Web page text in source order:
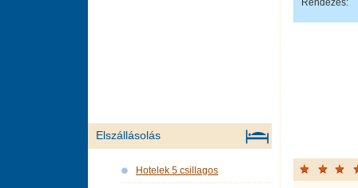
Elszállásolás
Hotelek 5 csillagos